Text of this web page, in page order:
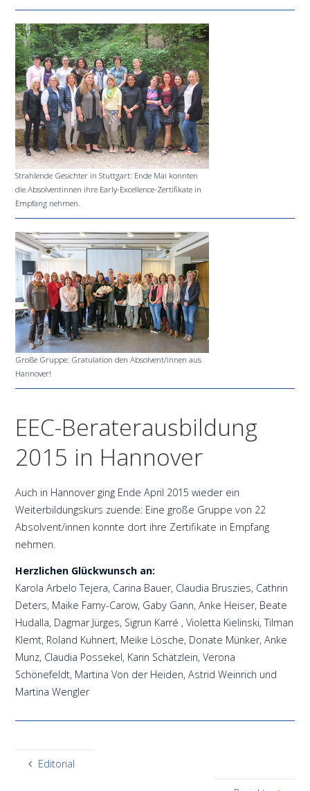
Strahlende Gesichter in Stuttgart: Ende Mai konnten
die Absolventinnen ihre Early-Excellence-Zertifikate in
Empfang nehmen.
Große Gruppe: Gratulation den Absolvent/innen aus
Hannover!
EEC-Beraterausbildung
2015 in Hannover
Auch in Hannover ging Ende April 2015 wieder ein
Weiterbildungskurs zuende: Eine große Gruppe von 22
Absolvent/innen konnte dort ihre Zertifikate in Empfang
nehmen.
Herzlichen Glückwunsch an:
Karola Arbelo Tejera, Carina Bauer, Claudia Bruszies, Cathrin
Deters, Maike Farny-Carow, Gaby Gann, Anke Heiser, Beate
Hudalla, Dagmar Jürges, Sigrun Karré , Violetta Kielinski, Tilman
Klemt, Roland Kuhnert, Meike Lösche, Donate Münker, Anke
Munz, Claudia Possekel, Karin Schätzlein, Verona
Schönefeldt, Martina Von der Heiden, Astrid Weinrich und
Martina Wengler
Editorial